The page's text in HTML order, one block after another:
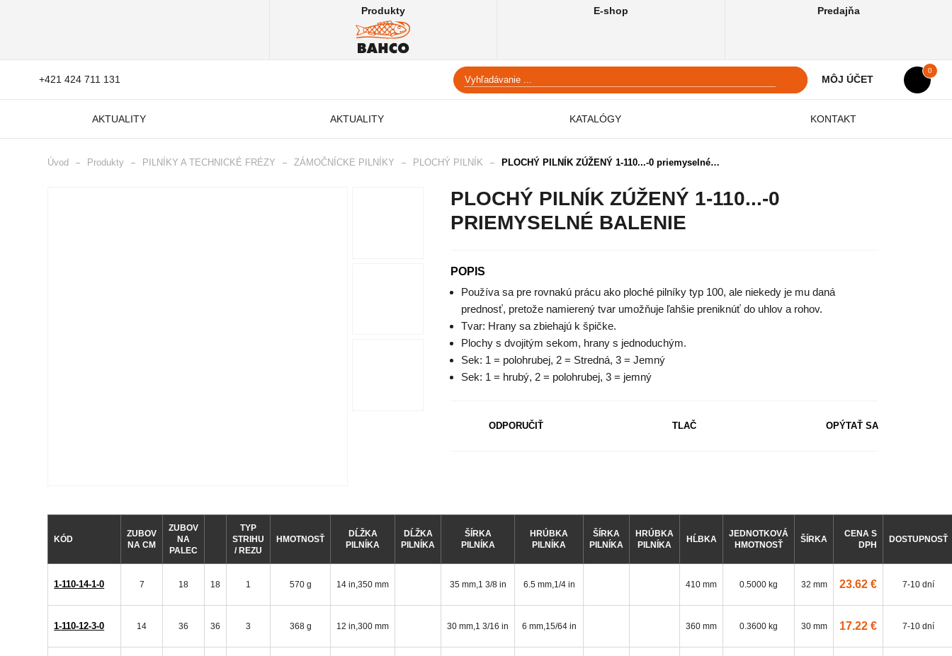
Produkty E-shop Predajňa
+421 424 711 131 MÔJ ÚČET
0
AKTUALITY AKTUALITY KATALÓGY KONTAKT
Úvod Produkty PILNÍKY A TECHNICKÉ FRÉZY ZÁMOČNÍCKE PILNÍKY PLOCHÝ PILNÍK PLOCHÝ PILNÍK ZÚŽENÝ 1-110...-0 priemyselné…
PLOCHÝ PILNÍK ZÚŽENÝ 1-110...-0
PRIEMYSELNÉ BALENIE
POPIS
Používa sa pre rovnakú prácu ako ploché pilníky typ 100, ale niekedy je mu daná
prednosť, pretože namierený tvar umožňuje ľahšie preniknúť do uhlov a rohov.
Tvar: Hrany sa zbiehajú k špičke.
Plochy s dvojitým sekom, hrany s jednoduchým.
Sek: 1 = polohrubej, 2 = Stredná, 3 = Jemný
Sek: 1 = hrubý, 2 = polohrubej, 3 = jemný
ODPORUČIŤ TLAČ OPÝTAŤ SA
KÓD
ZUBOV
NA CM
ZUBOV
NA
PALEC
TYP
STRIHU
/ REZU
HMOTNOSŤ
DĹŽKA
PILNÍKA
DĹŽKA
PILNÍKA
ŠÍRKA
PILNÍKA
HRÚBKA
PILNÍKA
ŠÍRKA
PILNÍKA
HRÚBKA
PILNÍKA
HĹBKA
JEDNOTKOVÁ
HMOTNOSŤ
ŠÍRKA
CENA S
DPH
DOSTUPNOSŤ
1-110-14-1-0 7 18 18 1 570 g 14 in,350 mm 35 mm,1 3/8 in 6.5 mm,1/4 in 410 mm 0.5000 kg 32 mm 23.62 € 7-10 dní
1-110-12-3-0 14 36 36 3 368 g 12 in,300 mm 30 mm,1 3/16 in 6 mm,15/64 in 360 mm 0.3600 kg 30 mm 17.22 € 7-10 dní